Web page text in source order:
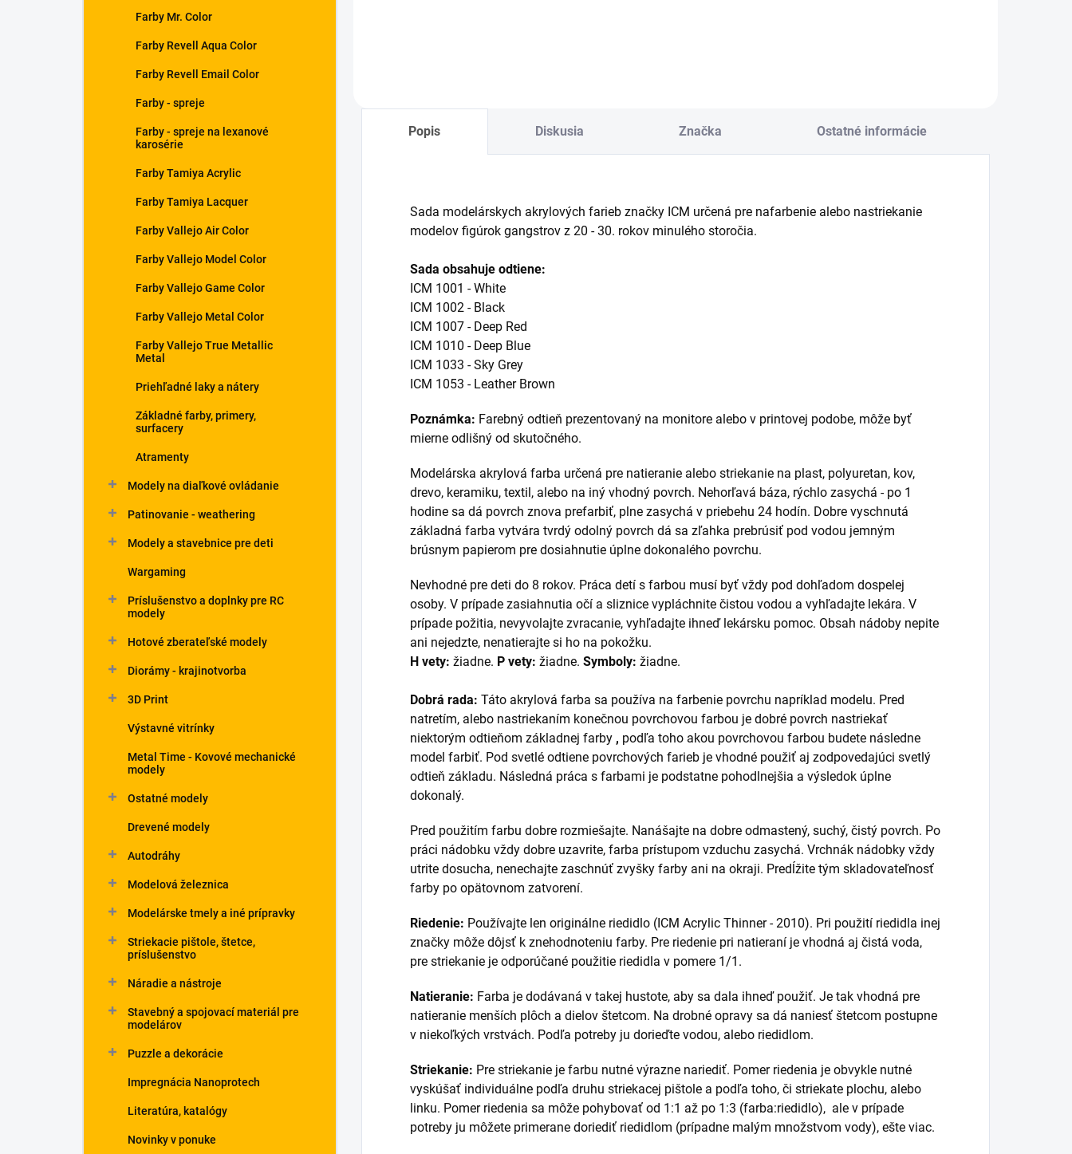
Farby Mr. Color
Farby Revell Aqua Color
Farby Revell Email Color
Farby - spreje
Farby - spreje na lexanové
karosérie
Farby Tamiya Acrylic
Farby Tamiya Lacquer
Farby Vallejo Air Color
Farby Vallejo Model Color
Farby Vallejo Game Color
Farby Vallejo Metal Color
Farby Vallejo True Metallic
Metal
Priehľadné laky a nátery
Základné farby, primery,
surfacery
Atramenty
Modely na diaľkové ovládanie
Patinovanie - weathering
Modely a stavebnice pre deti
Wargaming
Príslušenstvo a doplnky pre RC
modely
Hotové zberateľské modely
Diorámy - krajinotvorba
3D Print
Výstavné vitrínky
Metal Time - Kovové mechanické
modely
Ostatné modely
Drevené modely
Autodráhy
Modelová železnica
Modelárske tmely a iné prípravky
Striekacie pištole, štetce,
príslušenstvo
Náradie a nástroje
Stavebný a spojovací materiál pre
modelárov
Puzzle a dekorácie
Impregnácia Nanoprotech
Literatúra, katalógy
Novinky v ponuke
Popis Diskusia Značka Ostatné informácie
Sada modelárskych akrylových farieb značky ICM určená pre nafarbenie alebo nastriekanie
modelov figúrok gangstrov z 20 - 30. rokov minulého storočia.
Sada obsahuje odtiene:
ICM 1001 - White
ICM 1002 - Black
ICM 1007 - Deep Red
ICM 1010 - Deep Blue
ICM 1033 - Sky Grey
ICM 1053 - Leather Brown
Poznámka: Farebný odtieň prezentovaný na monitore alebo v printovej podobe, môže byť
mierne odlišný od skutočného.
Modelárska akrylová farba určená pre natieranie alebo striekanie na plast, polyuretan, kov,
drevo, keramiku, textil, alebo na iný vhodný povrch. Nehorľavá báza, rýchlo zasychá - po 1
hodine sa dá povrch znova prefarbiť, plne zasychá v priebehu 24 hodín. Dobre vyschnutá
základná farba vytvára tvrdý odolný povrch dá sa zľahka prebrúsiť pod vodou jemným
brúsnym papierom pre dosiahnutie úplne dokonalého povrchu.
Nevhodné pre deti do 8 rokov. Práca detí s farbou musí byť vždy pod dohľadom dospelej
osoby. V prípade zasiahnutia očí a sliznice vypláchnite čistou vodou a vyhľadajte lekára. V
prípade požitia, nevyvolajte zvracanie, vyhľadajte ihneď lekársku pomoc. Obsah nádoby nepite
ani nejedzte, nenatierajte si ho na pokožku.
H vety: žiadne. P vety: žiadne. Symboly: žiadne.
Dobrá rada: Táto akrylová farba sa používa na farbenie povrchu napríklad modelu. Pred
natretím, alebo nastriekaním konečnou povrchovou farbou je dobré povrch nastriekať
niektorým odtieňom základnej farby , podľa toho akou povrchovou farbou budete následne
model farbiť. Pod svetlé odtiene povrchových farieb je vhodné použiť aj zodpovedajúci svetlý
odtieň základu. Následná práca s farbami je podstatne pohodlnejšia a výsledok úplne
dokonalý.
Pred použitím farbu dobre rozmiešajte. Nanášajte na dobre odmastený, suchý, čistý povrch. Po
práci nádobku vždy dobre uzavrite, farba prístupom vzduchu zasychá. Vrchnák nádobky vždy
utrite dosucha, nenechajte zaschnúť zvyšky farby ani na okraji. Predĺžite tým skladovateľnosť
farby po opätovnom zatvorení.
Riedenie: Používajte len originálne riedidlo (ICM Acrylic Thinner - 2010). Pri použití riedidla inej
značky môže dôjsť k znehodnoteniu farby. Pre riedenie pri natieraní je vhodná aj čistá voda,
pre striekanie je odporúčané použitie riedidla v pomere 1/1.
Natieranie: Farba je dodávaná v takej hustote, aby sa dala ihneď použiť. Je tak vhodná pre
natieranie menších plôch a dielov štetcom. Na drobné opravy sa dá naniesť štetcom postupne
v niekoľkých vrstvách. Podľa potreby ju dorieďte vodou, alebo riedidlom.
Striekanie: Pre striekanie je farbu nutné výrazne nariediť. Pomer riedenia je obvykle nutné
vyskúšať individuálne podľa druhu striekacej pištole a podľa toho, či striekate plochu, alebo
linku. Pomer riedenia sa môže pohybovať od 1:1 až po 1:3 (farba:riedidlo), ale v prípade
potreby ju môžete primerane doriediť riedidlom (prípadne malým množstvom vody), ešte viac.